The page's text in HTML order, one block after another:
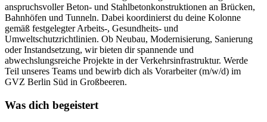
anspruchsvoller Beton- und Stahlbetonkonstruktionen an Brücken,
Bahnhöfen und Tunneln. Dabei koordinierst du deine Kolonne
gemäß festgelegter Arbeits-, Gesundheits- und
Umweltschutzrichtlinien. Ob Neubau, Modernisierung, Sanierung
oder Instandsetzung, wir bieten dir spannende und
abwechslungsreiche Projekte in der Verkehrsinfrastruktur. Werde
Teil unseres Teams und bewirb dich als Vorarbeiter (m/w/d) im
GVZ Berlin Süd in Großbeeren.
Was dich begeistert